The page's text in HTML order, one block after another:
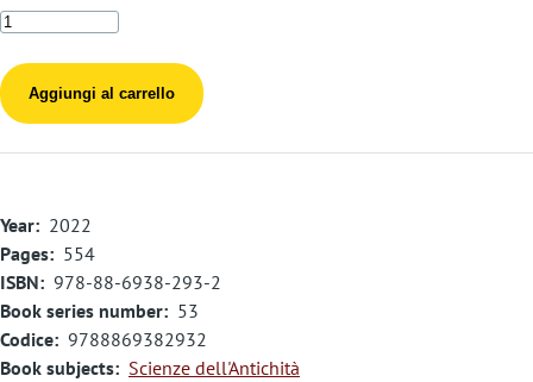
Year
2022
Pages
554
ISBN
978-88-6938-293-2
Book series number
53
Codice 9788869382932
Book subjects
Scienze dell'Antichità